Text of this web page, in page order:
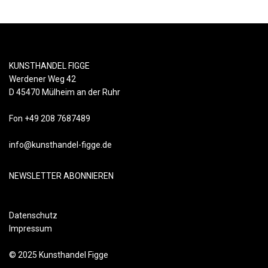
KUNSTHANDEL FIGGE
Werdener Weg 42
D 45470 Mülheim an der Ruhr
Fon +49 208 7687489
info@kunsthandel-figge.de
NEWSLETTER ABONNIEREN
Datenschutz
Impressum
© 2025 Kunsthandel Figge